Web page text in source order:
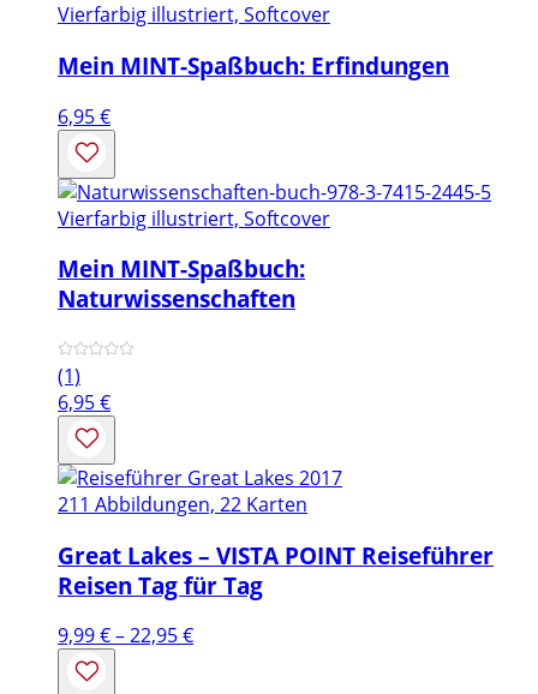
Vierfarbig illustriert, Softcover
Mein MINT-Spaßbuch: Erfindungen
6,95€
Vierfarbig illustriert, Softcover
Mein MINT-Spaßbuch:
Naturwissenschaften
(1)
6,95€
211 Abbildungen, 22 Karten
Great Lakes – VISTA POINT Reiseführer
Reisen Tag für Tag
9,99€–22,95€Preisspanne: